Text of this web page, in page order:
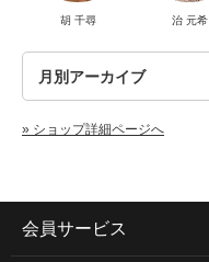
胡 千尋 治 元希
» ショップ詳細ページへ
会員サービス